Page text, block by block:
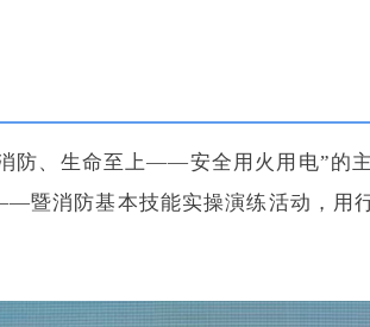
防、生命至上——安全用火用电”的
暨消防基本技能实操演练活动，用